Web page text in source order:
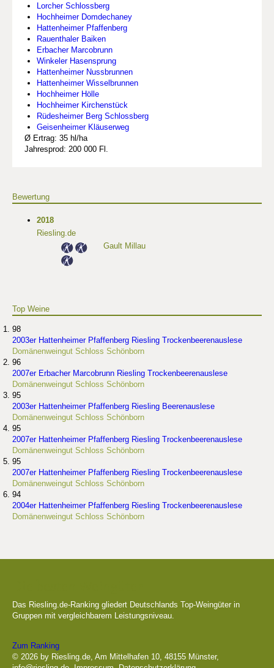
Lorcher Schlossberg
Hochheimer Domdechaney
Hattenheimer Pfaffenberg
Rauenthaler Baiken
Erbacher Marcobrunn
Winkeler Hasensprung
Hattenheimer Nussbrunnen
Hattenheimer Wisselbrunnen
Hochheimer Hölle
Hochheimer Kirchenstück
Rüdesheimer Berg Schlossberg
Geisenheimer Kläuserweg
Ø Ertrag: 35 hl/ha
Jahresprod: 200 000 Fl.
Bewertung
2018
Riesling.de
Gault Millau
Top Weine
98
2003er Hattenheimer Pfaffenberg Riesling Trockenbeerenauslese
Domänenweingut Schloss Schönborn
96
2007er Erbacher Marcobrunn Riesling Trockenbeerenauslese
Domänenweingut Schloss Schönborn
95
2003er Hattenheimer Pfaffenberg Riesling Beerenauslese
Domänenweingut Schloss Schönborn
95
2007er Hattenheimer Pfaffenberg Riesling Trockenbeerenauslese
Domänenweingut Schloss Schönborn
95
2007er Hattenheimer Pfaffenberg Riesling Trockenbeerenauslese
Domänenweingut Schloss Schönborn
94
2004er Hattenheimer Pfaffenberg Riesling Trockenbeerenauslese
Domänenweingut Schloss Schönborn
Das Riesling.de-Ranking gliedert Deutschlands Top-Weingüter in
Gruppen mit vergleichbarem Leistungsniveau.
Zum Ranking
© 2026 by Riesling.de, Am Mittelhafen 10, 48155 Münster,